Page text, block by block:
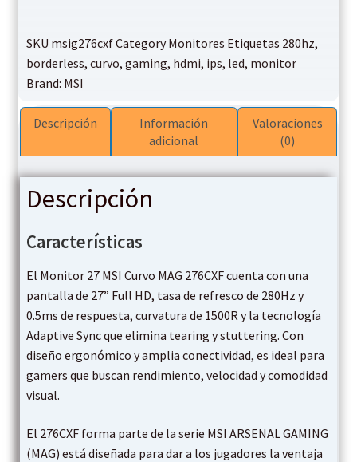
SKU msig276cxfCategory Monitores Etiquetas 280hz,
borderless, curvo, gaming, hdmi, ips, led, monitor
Brand: MSI
Descripción
Información
adicional
Valoraciones
(0)
Descripción
Características
El Monitor 27 MSI Curvo MAG 276CXF cuenta con una
pantalla de 27” Full HD, tasa de refresco de 280Hz y
0.5ms de respuesta, curvatura de 1500R y la tecnología
Adaptive Sync que elimina tearing y stuttering. Con
diseño ergonómico y amplia conectividad, es ideal para
gamers que buscan rendimiento, velocidad y comodidad
visual.
El 276CXF forma parte de la serie MSI ARSENAL GAMING
(MAG) está diseñada para dar a los jugadores la ventaja